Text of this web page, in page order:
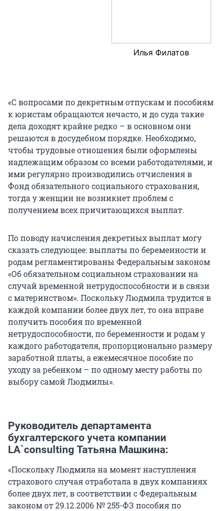
Илья Филатов
«С вопросами по декретным отпускам и пособиям
к юристам обращаются нечасто, и до суда такие
дела доходят крайне редко – в основном они
решаются в досудебном порядке. Необходимо,
чтобы трудовые отношения были оформлены
надлежащим образом со всеми работодателями, и
ими регулярно производились отчисления в
Фонд обязательного социального страхования,
тогда у женщин не возникнет проблем с
получением всех причитающихся выплат.
По поводу начисления декретных выплат могу
сказать следующее: выплаты по беременности и
родам регламентированы Федеральным законом
«Об обязательном социальном страховании на
случай временной нетрудоспособности и в связи
с материнством». Поскольку Людмила трудится в
каждой компании более двух лет, то она вправе
получить пособия по временной
нетрудоспособности, по беременности и родам у
каждого работодателя, пропорционально размеру
заработной платы, а ежемесячное пособие по
уходу за ребенком – по одному месту работы по
выбору самой Людмилы».
Руководитель департамента
бухгалтерского учета компании
LA`consulting Татьяна Машкина:
«Поскольку Людмила на момент наступления
страхового случая отработала в двух компаниях
более двух лет, в соответствии с Федеральным
законом от 29.12.2006 № 255-ФЗ пособия по